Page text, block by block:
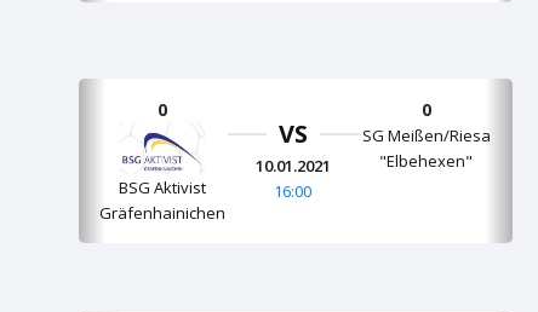
0
BSG Aktivist
Gräfenhainichen
VS
10.01.2021
16:00
0
SG Meißen/Riesa
"Elbehexen"